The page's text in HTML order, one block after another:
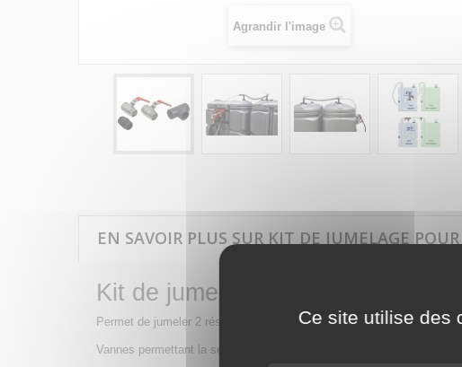
Ce site utilise des
Agrandir l'image
EN SAVOIR PLUS SUR KIT DE JUMELAGE
Kit de jumelage pour cuve de
Permet de jumeler 2 réservoir de carburant gasoil fioul GNR.
Vannes permettant la sélection de la cuve à utiliser.